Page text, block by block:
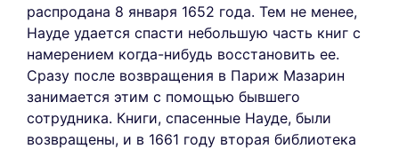
распродана 8 января 1652 года. Тем не менее,
Науде удается спасти небольшую часть книг с
намерением когда-нибудь восстановить ее.
Сразу после возвращения в Париж Мазарин
занимается этим с помощью бывшего
сотрудника. Книги, спасенные Науде, были
возвращены, и в 1661 году вторая библиотека